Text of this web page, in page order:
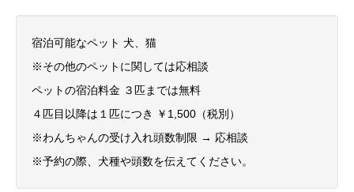
宿泊可能なペット 犬、猫
※その他のペットに関しては応相談
ペットの宿泊料金 ３匹までは無料
４匹目以降は１匹につき ￥1,500（税別）
※わんちゃんの受け入れ頭数制限 → 応相談
※予約の際、犬種や頭数を伝えてください。